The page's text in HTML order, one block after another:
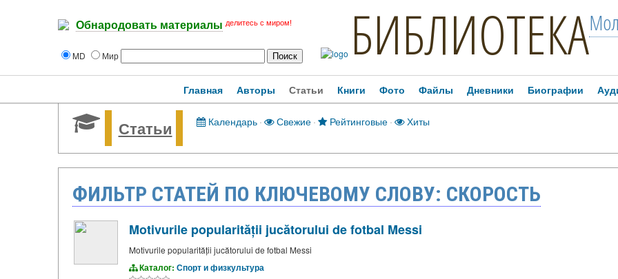
Обнародовать материалы делитесь с миром!
MD Мир БИБЛИОТЕКА
Главная Авторы Статьи Книги Фото Файлы Дневники Биографии
Статьи Календарь · Свежие · Рейтинговые · Хиты
ФИЛЬТР СТАТЕЙ ПО КЛЮЧЕВОМУ СЛОВУ: СКОРОСТЬ
Motivurile popularității jucătorului de fotbal Messi
Motivurile popularității jucătorului de fotbal Messi
Каталог: Спорт и физкультура